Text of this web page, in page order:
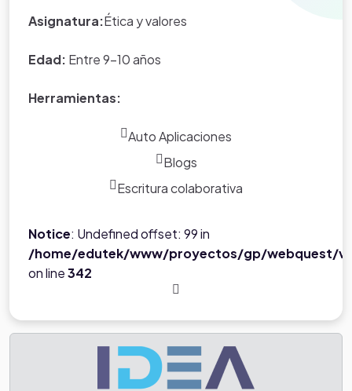
Asignatura:Ética y valores
Edad: Entre 9-10 años
Herramientas:
Auto Aplicaciones
Blogs
Escritura colaborativa
Notice: Undefined offset: 99 in
/home/edutek/www/proyectos/gp/webquest/
on line342